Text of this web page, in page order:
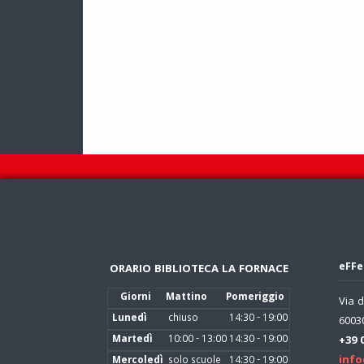
ORARIO BIBLIOTECA LA FORNACE
Giorni Mattino
Pomeriggio
Lunedì
chiuso
14:30 - 19:00
Martedì
10:00 - 13:0014:30 - 19:00
Via
+39